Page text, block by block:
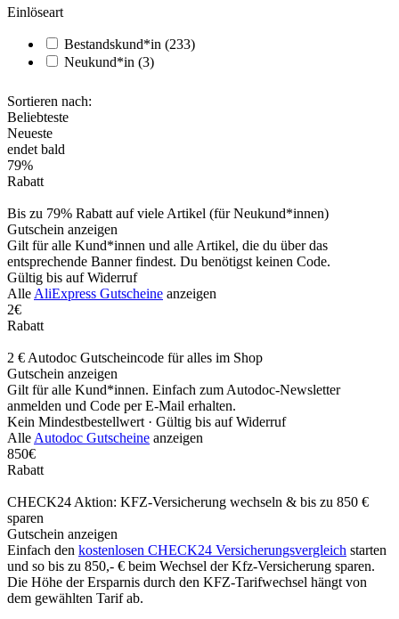
Einlöseart
Bestandskund*in (233)
Neukund*in (3)
Sortieren nach:
Beliebteste
Neueste
endet bald
79%
Rabatt
Bis zu 79% Rabatt auf viele Artikel (für Neukund*innen)
Gutschein anzeigen
Gilt für alle Kund*innen und alle Artikel, die du über das
entsprechende Banner findest. Du benötigst keinen Code.
Gültig bis auf Widerruf
AlleAliExpress Gutscheine anzeigen
2€
Rabatt
2 € Autodoc Gutscheincode für alles im Shop
Gutschein anzeigen
Gilt für alle Kund*innen. Einfach zum Autodoc-Newsletter
anmelden und Code per E-Mail erhalten.
Kein Mindestbestellwert · Gültig bis auf Widerruf
AlleAutodoc Gutscheine anzeigen
850€
Rabatt
CHECK24 Aktion: KFZ-Versicherung wechseln & bis zu 850 €
sparen
Gutschein anzeigen
Einfach den kostenlosen CHECK24 Versicherungsvergleich starten
und so bis zu 850,- € beim Wechsel der Kfz-Versicherung sparen.
Die Höhe der Ersparnis durch den KFZ-Tarifwechsel hängt von
dem gewählten Tarif ab.